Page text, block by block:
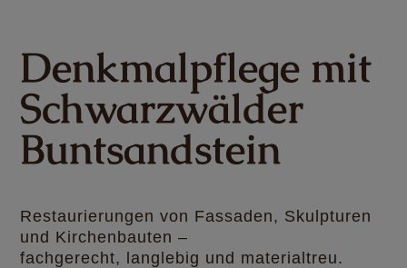
Denkmalpflege mit
Schwarzwälder
Buntsandstein
Restaurierungen von Fassaden, Skulpturen
und Kirchenbauten –
fachgerecht, langlebig und materialtreu.